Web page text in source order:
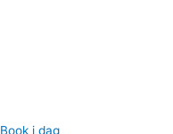
Book i dag